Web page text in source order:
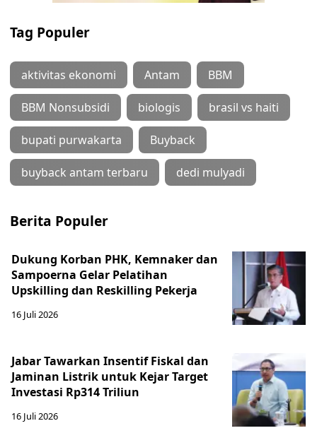
Tag Populer
aktivitas ekonomi Antam BBM
BBM Nonsubsidi biologis brasil vs haiti
bupati purwakarta Buyback
buyback antam terbaru dedi mulyadi
Berita Populer
Dukung Korban PHK, Kemnaker dan
Sampoerna Gelar Pelatihan
Upskilling dan Reskilling Pekerja
16 Juli 2026
Jabar Tawarkan Insentif Fiskal dan
Jaminan Listrik untuk Kejar Target
Investasi Rp314 Triliun
16 Juli 2026